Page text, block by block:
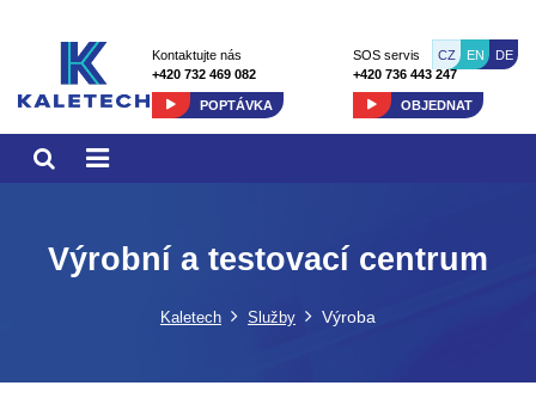
CZ EN DE
Kontaktujte nás
+420 732 469 082
POPTÁVKA
SOS servis
+420 736 443 247
OBJEDNAT
Výrobní a testovací centrum
Kaletech Služby Výroba